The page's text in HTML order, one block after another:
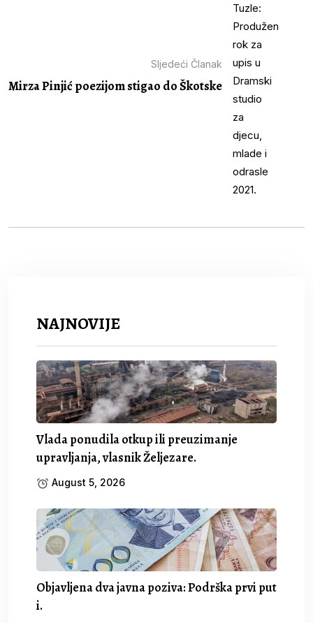
Sljedeći Članak
Mirza Pinjić poezijom stigao do Škotske
NAJNOVIJE
Vlada ponudila otkup ili preuzimanje
upravljanja, vlasnik Željezare.
August 5, 2026
Objavljena dva javna poziva: Podrška prvi put
i.